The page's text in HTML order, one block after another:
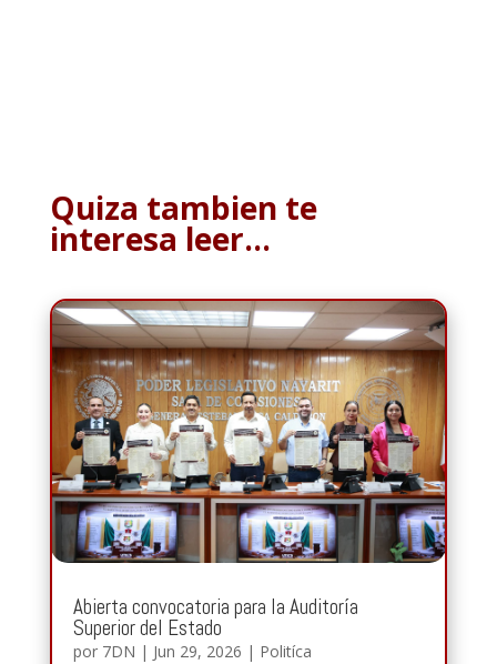
Quiza tambien te
interesa leer…
Abierta convocatoria para la Auditoría
Superior del Estado
por 7DN | Jun 29, 2026 | Politíca